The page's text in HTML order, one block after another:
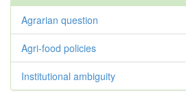
Agrarian question
Agri-food policies
Institutional ambiguity